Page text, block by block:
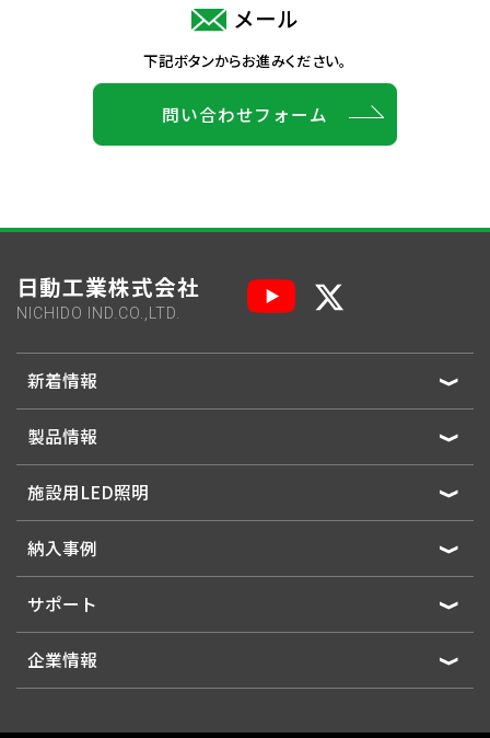
メール
下記ボタンからお進みください。
問い合わせフォーム
日動工業株式会社
NICHIDO IND.CO.,LTD.
新着情報
製品情報
施設用LED照明
納入事例
サポート
企業情報